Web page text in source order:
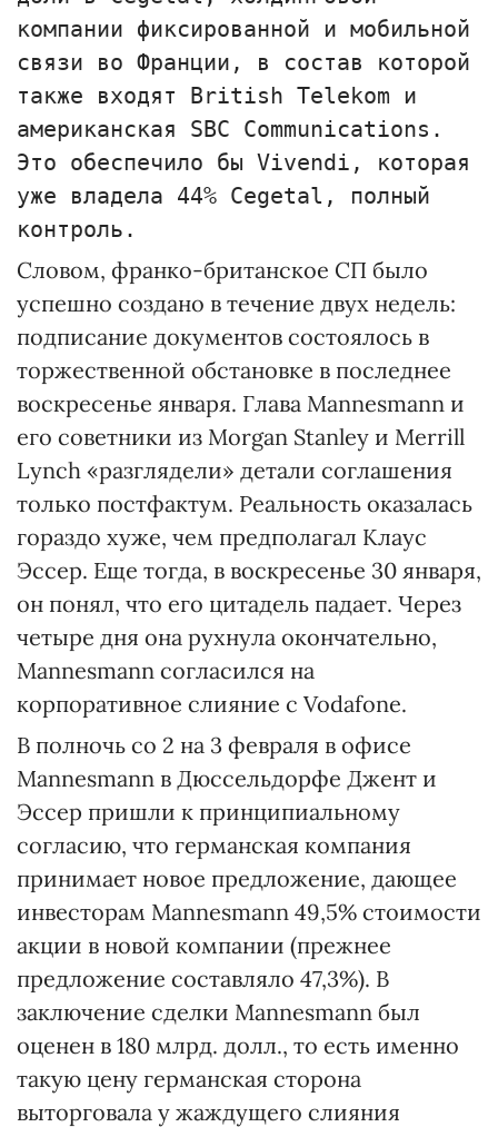
компании фиксированной и мобильной
связи во Франции, в состав которой
также входят British Telekom и
американская SBC Communications.
Это обеспечило бы Vivendi, которая
уже владела 44% Сеgetal, полный
контроль.
Словом, франко-британское СП было
успешно создано в течение двух недель:
подписание документов состоялось в
торжественной обстановке в последнее
воскресенье января. Глава Mannesmann и
его советники из Моrgan Stanley и Меrrill
Lynch «разглядели» детали соглашения
только постфактум. Реальность оказалась
гораздо хуже, чем предполагал Клаус
Эссер. Еще тогда, в воскресенье 30 января,
он понял, что его цитадель падает. Через
четыре дня она рухнула окончательно,
Маnnesmann согласился на
корпоративное слияние с Vodafone.
В полночь со 2 на 3 февраля в офисе
Маnnesmann в Дюссельдорфе Джент и
Эссер пришли к принципиальному
согласию, что германская компания
принимает новое предложение, дающее
инвесторам Маnnesmann 49,5% стоимости
акции в новой компании (прежнее
предложение составляло 47,3%). В
заключение сделки Маnnesmann был
оценен в 180 млрд. долл., то есть именно
такую цену германская сторона
выторговала у жаждущего слияния